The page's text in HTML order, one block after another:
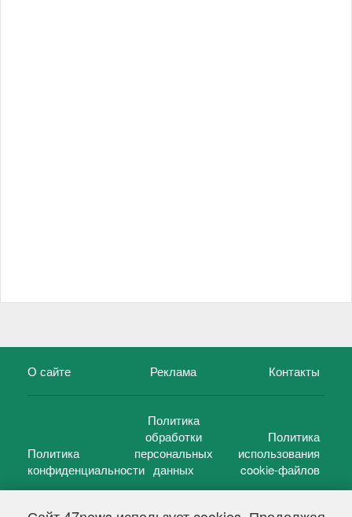
О сайте Реклама Контакты
Политика
конфиденциальности
Политика
обработки
персональных
данных
Политика
использования
cookie-файлов